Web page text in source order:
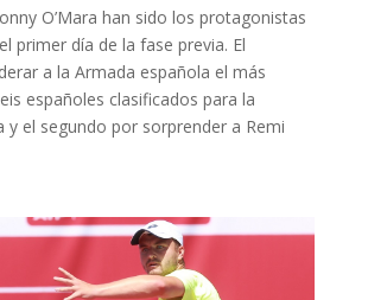
O’Mara han sido los protagonistas
primer día de la fase previa. El
a la Armada española el más
españoles clasificados para la
y el segundo por sorprender a Remi